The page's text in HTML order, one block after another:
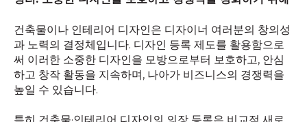
건축물이나 인테리어 디자인은 디자이너 여러분의 창의성
과 노력의 결정체입니다. 디자인 등록 제도를 활용함으로
써 이러한 소중한 디자인을 모방으로부터 보호하고, 안심
하고 창작 활동을 지속하며, 나아가 비즈니스의 경쟁력을
높일 수 있습니다.